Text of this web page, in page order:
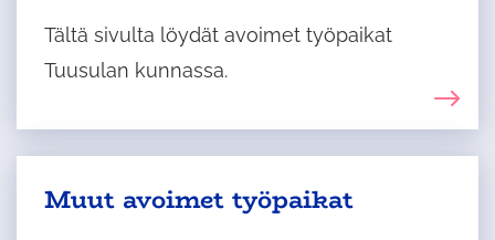
Tältä sivulta löydät avoimet työpaikat
Tuusulan kunnassa.
Muut avoimet työpaikat